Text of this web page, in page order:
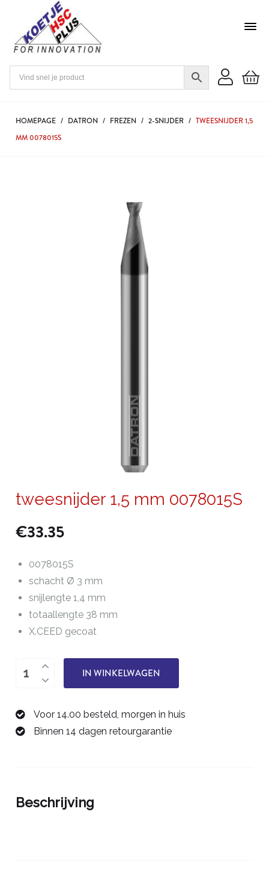
HOMEPAGE / DATRON / FREZEN / 2-SNIJDER / TWEESNIJDER 1,5
MM 0078015S
tweesnijder 1,5 mm 0078015S
€33.35
0078015S
schacht Ø 3 mm
snijlengte 1,4 mm
totaallengte 38 mm
X.CEED gecoat
tweesnijder
0078015S
aantal
IN WINKELWAGEN
Voor 14.00 besteld, morgen in huis
Binnen 14 dagen retourgarantie
Beschrijving